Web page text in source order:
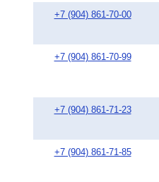
+7 (904) 861-70-00
+7 (904) 861-70-99
+7 (904) 861-71-23
+7 (904) 861-71-85